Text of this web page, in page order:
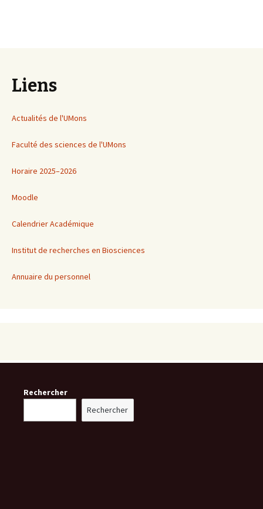
Liens
Actualités de l'UMons
Faculté des sciences de l'UMons
Horaire 2025–2026
Moodle
Calendrier Académique
Institut de recherches en Biosciences
Annuaire du personnel
Rechercher
Rechercher